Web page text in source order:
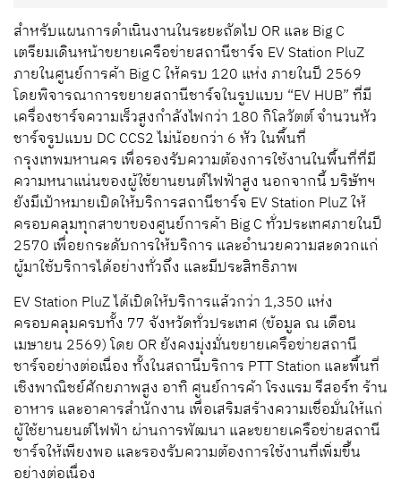
สำหรับแผนการดำเนินงานในระยะถัดไป OR และ Big C
เตรียมเดินหน้าขยายเครือข่ายสถานีชาร์จ EV Station PluZ
ภายในศูนย์การค้า Big C ให้ครบ 120 แห่ง ภายในปี 2569
โดยพิจารณาการขยายสถานีชาร์จในรูปแบบ “EV HUB” ที่มี
เครื่องชาร์จความเร็วสูงกำลังไฟกว่า 180 กิโลวัตต์ จำนวนหัว
ชาร์จรูปแบบ DC CCS2 ไม่น้อยกว่า 6 หัว ในพื้นที่
กรุงเทพมหานคร เพื่อรองรับความต้องการใช้งานในพื้นที่ที่มี
ความหนาแน่นของผู้ใช้ยานยนต์ไฟฟ้าสูง นอกจากนี้ บริษัทฯ
ยังมีเป้าหมายเปิดให้บริการสถานีชาร์จ EV Station PluZ ให้
ครอบคลุมทุกสาขาของศูนย์การค้า Big C ทั่วประเทศภายในปี
2570 เพื่อยกระดับการให้บริการ และอำนวยความสะดวกแก่
ผู้มาใช้บริการได้อย่างทั่วถึง และมีประสิทธิภาพ
EV Station PluZ ได้เปิดให้บริการแล้วกว่า 1,350 แห่ง
ครอบคลุมครบทั้ง 77 จังหวัดทั่วประเทศ (ข้อมูล ณ เดือน
เมษายน 2569) โดย OR ยังคงมุ่งมั่นขยายเครือข่ายสถานี
ชาร์จอย่างต่อเนื่อง ทั้งในสถานีบริการ PTT Station และพื้นที่
เชิงพาณิชย์ศักยภาพสูง อาทิ ศูนย์การค้า โรงแรม รีสอร์ท ร้าน
อาหาร และอาคารสำนักงาน เพื่อเสริมสร้างความเชื่อมั่นให้แก่
ผู้ใช้ยานยนต์ไฟฟ้า ผ่านการพัฒนา และขยายเครือข่ายสถานี
ชาร์จให้เพียงพอ และรองรับความต้องการใช้งานที่เพิ่มขึ้น
อย่างต่อเนื่อง